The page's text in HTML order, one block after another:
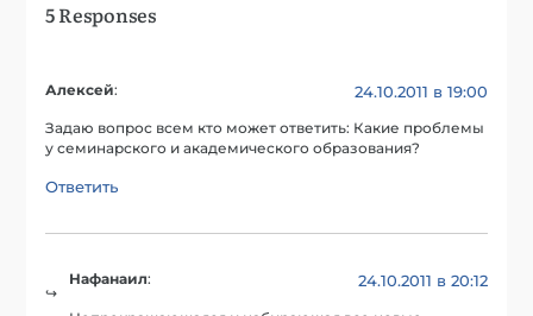
5 Responses
Алексей: 24.10.2011 в 19:00
Задаю вопрос всем кто может ответить: Какие проблемы
у семинарского и академического образования?
Ответить
Нафанаил: 24.10.2011 в 20:12